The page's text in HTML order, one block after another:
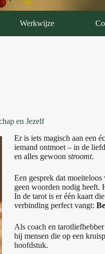
Werkwijze
en Jezelf
Er is iets magisch aan een
iemand ontmoet – in de
en alles gewoon stroomt.
Een gesprek dat
geen woorden nodig heeft.
In de tarot is er één kaart
verbinding perfect vangt:
Als coach en
bij mensen die op een
hoofdstuk.